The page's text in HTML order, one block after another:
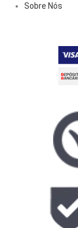
Sobre Nós